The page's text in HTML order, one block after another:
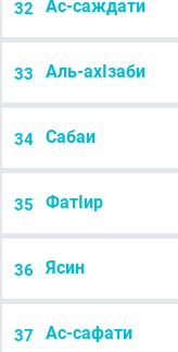
32 Ас-саждати
33 Аль-ахIзаби
34 Сабаи
35 ФатIир
36 Ясин
37 Ас-сафати